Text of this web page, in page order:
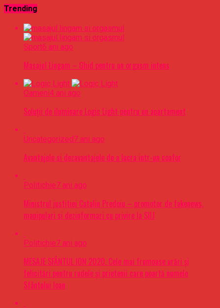
Trending
Sport6 ani ago
Masajul Lingam – Ghid pentru un orgasm intens
Oameni4 ani ago
Soluții de iluminare Logic Light pentru un apartament
Uncategorized7 ani ago
Avantajele si dezavantajele de a lucra intr-un coafor
Politichie7 ani ago
Ministrul justitiei Catalin Predoiu – promotor de fakenews,
manipulari si dezinformari cu privire la SIIJ
Politichie7 ani ago
MESAJE SFÂNTUL ION 2020. Cele mai frumoase urări şi
felicitări pentru rudele şi prietenii care poartă numele
Sfântului Ioan